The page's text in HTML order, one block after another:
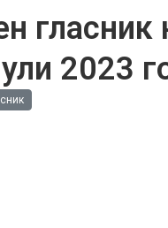
2023